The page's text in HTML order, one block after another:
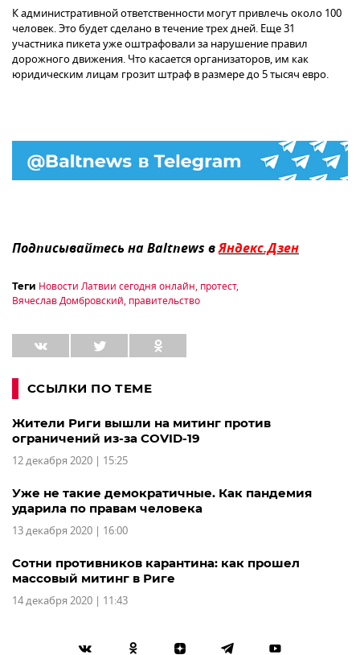
К административной ответственности могут привлечь около 100
человек. Это будет сделано в течение трех дней. Еще 31
участника пикета уже оштрафовали за нарушение правил
дорожного движения. Что касается организаторов, им как
юридическим лицам грозит штраф в размере до 5 тысяч евро.
Подписывайтесь на Baltnews вЯндекс.Дзен
Теги Новости Латвии сегодня онлайн, протест,
Вячеслав Домбровский, правительство
ССЫЛКИ ПО ТЕМЕ
Жители Риги вышли на митинг против
ограничений из-за COVID-19
12 декабря 2020 | 15:25
Уже не такие демократичные. Как пандемия
ударила по правам человека
13 декабря 2020 | 16:00
Сотни противников карантина: как прошел
массовый митинг в Риге
14 декабря 2020 | 11:43